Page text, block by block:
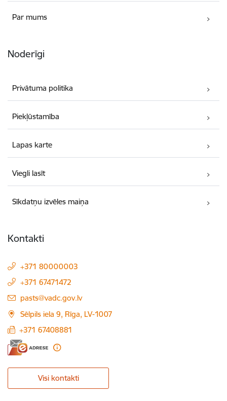
Par mums
Noderīgi
Privātuma politika
Piekļūstamība
Lapas karte
Viegli lasīt
Sīkdatņu izvēles maiņa
Kontakti
+371 80000003
+371 67471472
E-pasts:
pasts@vadc.gov.lv
Sēlpils iela 9, Rīga, LV-1007
+371 67408881
Visi kontakti